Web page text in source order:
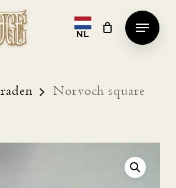
NL
Menu
Norvoch square